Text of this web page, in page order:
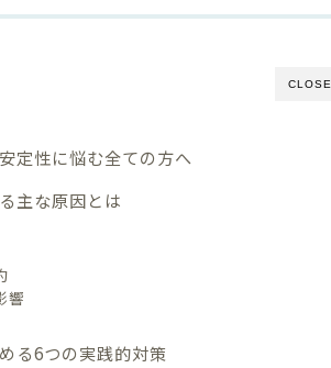
CLOSE
定性に悩む全ての方へ
主な原因とは
響
る6つの実践的対策